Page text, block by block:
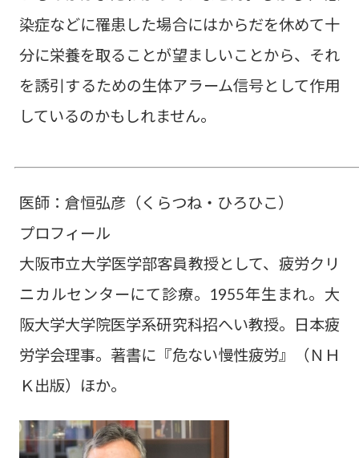
染症などに罹患した場合にはからだを休めて十
分に栄養を取ることが望ましいことから、それ
を誘引するための生体アラーム信号として作用
しているのかもしれません。
医師：倉恒弘彦（くらつね・ひろひこ）
プロフィール
大阪市立大学医学部客員教授として、疲労クリ
ニカルセンターにて診療。1955年生まれ。大
阪大学大学院医学系研究科招へい教授。日本疲
労学会理事。著書に『危ない慢性疲労』（ＮＨ
Ｋ出版）ほか。